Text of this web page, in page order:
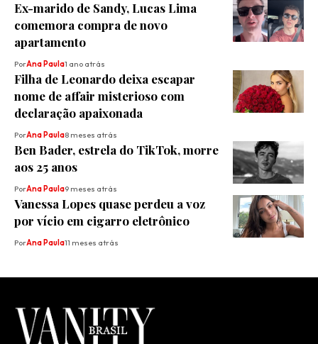
Ex-marido de Sandy, Lucas Lima
comemora compra de novo
apartamento
PorAna Paula1 ano atrás
Filha de Leonardo deixa escapar
nome de affair misterioso com
declaração apaixonada
PorAna Paula8 meses atrás
Ben Bader, estrela do TikTok, morre
aos 25 anos
PorAna Paula9 meses atrás
Vanessa Lopes quase perdeu a voz
por vício em cigarro eletrônico
PorAna Paula11 meses atrás